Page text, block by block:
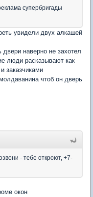
супербригады
увидели двух алкашей
двери наверно не захотел
люди расказывают как
заказчиками
чтоб он дверь
- тебе откроют, +7-
окон